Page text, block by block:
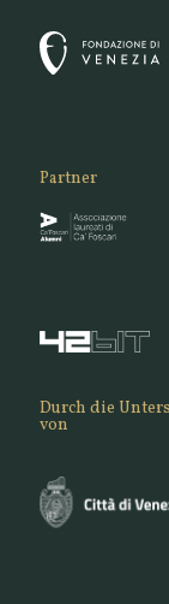
Partner
Durch die
von